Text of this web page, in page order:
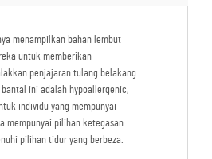
menampilkan bahan lembut
untuk memberikan
penjajaran tulang belakang
ini adalah hypoallergenic,
individu yang mempunyai
mempunyai pilihan ketegasan
pilihan tidur yang berbeza.